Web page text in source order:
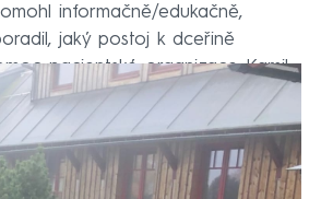
informačně/edukačně,
jaký postoj k dceřině
pacientské organizace Kamil.